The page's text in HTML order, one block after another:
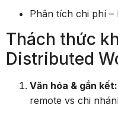
Phân tích chi phí
Thách thức
Distributed
Văn hóa & gắn kết:
remote vs chi